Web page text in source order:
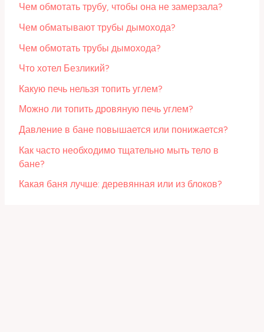
Чем обмотать трубу, чтобы она не замерзала?
Чем обматывают трубы дымохода?
Чем обмотать трубы дымохода?
Что хотел Безликий?
Какую печь нельзя топить углем?
Можно ли топить дровяную печь углем?
Давление в бане повышается или понижается?
Как часто необходимо тщательно мыть тело в
бане?
Какая баня лучше: деревянная или из блоков?